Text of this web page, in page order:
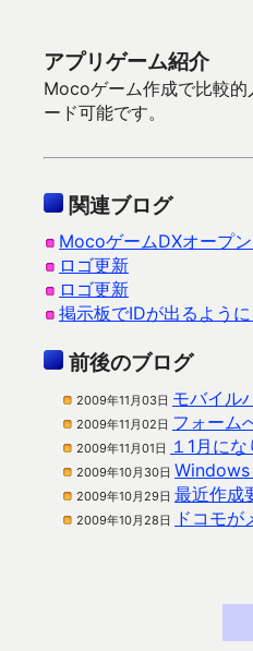
アプリゲーム紹介
Mocoゲーム作成で比較的
ード可能です。
関連ブログ
MocoゲームDXオープ
ロゴ更新
ロゴ更新
掲示板でIDが出るよう
前後のブログ
2009年11月03日 モバイル
2009年11月02日 フォーム
2009年11月01日 １1月に
2009年10月30日 Windows
2009年10月29日 最近作成
2009年10月28日
ドコモが